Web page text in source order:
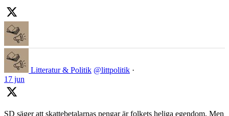
Litteratur & Politik @littpolitik ·
17 jun
SD säger att skattebetalarnas pengar är folkets heliga egendom. Men